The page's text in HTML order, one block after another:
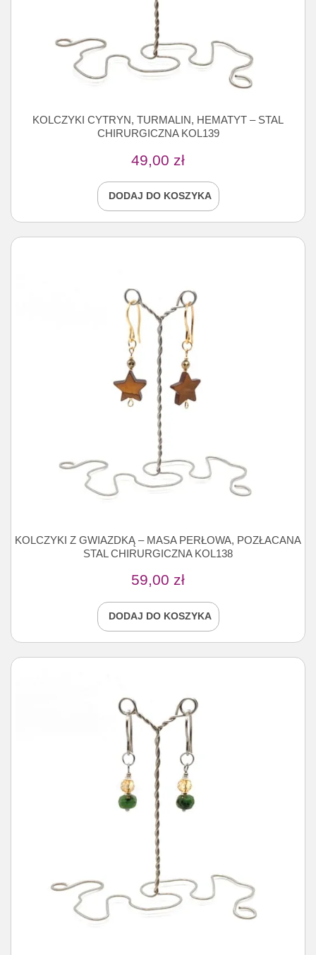
KOLCZYKI CYTRYN, TURMALIN, HEMATYT – STAL
CHIRURGICZNA KOL139
49,00 zł
DODAJ DO KOSZYKA
KOLCZYKI Z GWIAZDKĄ – MASA PERŁOWA, POZŁACANA
STAL CHIRURGICZNA KOL138
59,00 zł
DODAJ DO KOSZYKA